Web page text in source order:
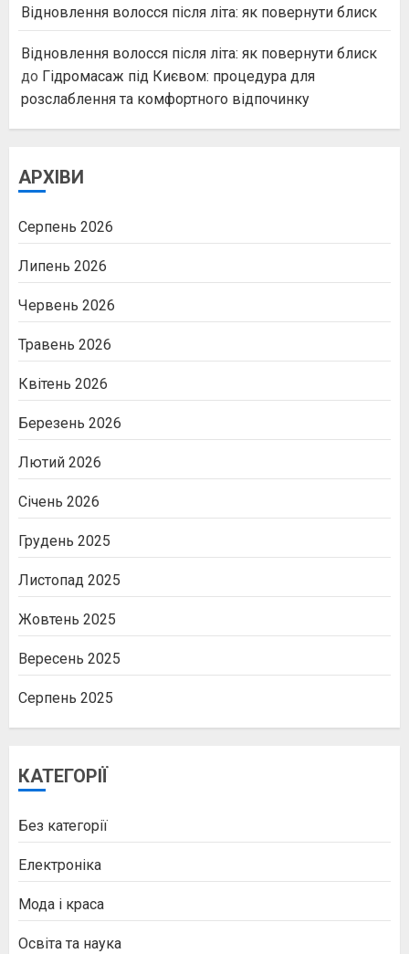
Відновлення волосся після літа: як повернути блиск
Відновлення волосся після літа: як повернути блиск
до Гідромасаж під Києвом: процедура для
розслаблення та комфортного відпочинку
АРХІВИ
Серпень 2026
Липень 2026
Червень 2026
Травень 2026
Квітень 2026
Березень 2026
Лютий 2026
Січень 2026
Грудень 2025
Листопад 2025
Жовтень 2025
Вересень 2025
Серпень 2025
КАТЕГОРІЇ
Без категорії
Електроніка
Мода і краса
Освіта та наука